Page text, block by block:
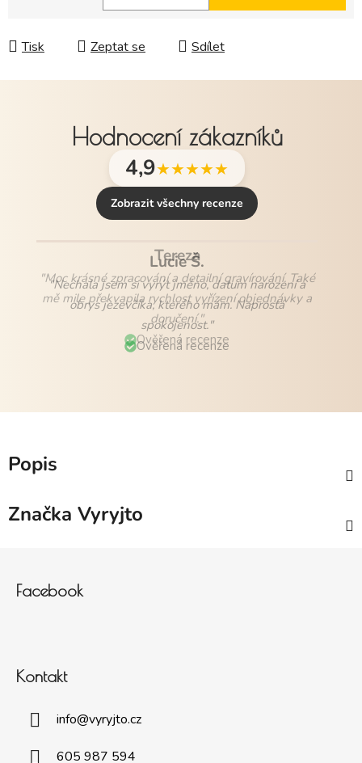
Tisk
Zeptat se Sdílet
Hodnocení zákazníků
4,9★★★★★
Zobrazit všechny recenze
Lucie Š.
"Nechala jsem si vyrýt jméno, datum narození a
obrys jezevčíka, kterého mám. Naprostá
spokojenost."
Ověřená recenze
Popis
Značka Vyryjto
Facebook
Kontakt
info@vyryjto.cz
605 987 594